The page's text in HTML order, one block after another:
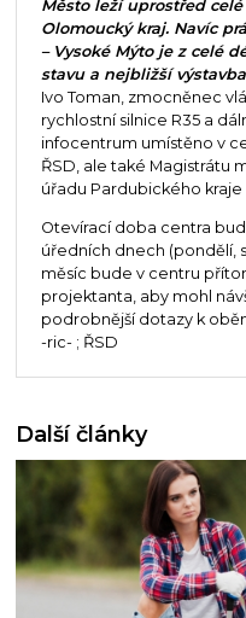
Město leží uprostřed
Olomoucký kraj. Navíc
– Vysoké Mýto je z celé
stavu a nejbližší
Ivo Toman, zmocněnec
rychlostní silnice R35 a
infocentrum umístěno v
ŘSD, ale také Magistrátu
úřadu Pardubického kraje
Otevírací doba centra
úředních dnech (pondělí,
měsíc bude v centru
projektanta, aby mohl
podrobnější dotazy k
-ric- ; ŘSD
Další články